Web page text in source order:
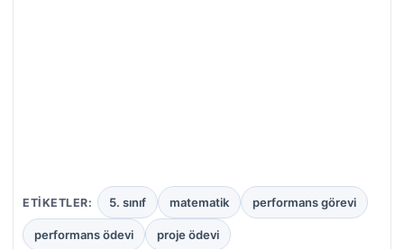
ETIKETLER: 5. sınıf matematik performans görevi
performans ödevi proje ödevi